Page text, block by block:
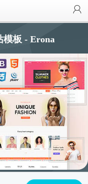
模板 - Erona